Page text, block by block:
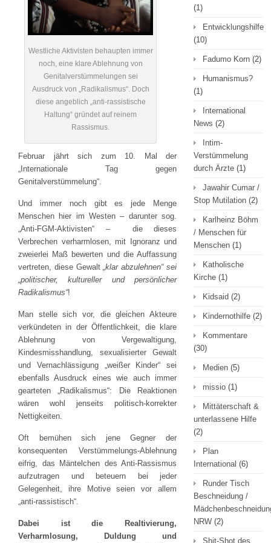
Westliche Aktivisten behaupten immer
noch, eine klare Ablehnung von
Genitalverstümmelungen sei
Ausdruck von „Radikalismus“. Doch
diese angeblich „anti-rassistische
Haltung“ gründet auf reinem
Rassismus.
Februar jährt sich zum 10. Mal der
„Internationale Tag gegen
Genitalverstümmelung“.
Und immer noch gibt es jede Menge
Menschen hier im Westen – darunter sog.
„Anti-FGM-Aktivisten“ – die dieses
Verbrechen verharmlosen, mit Ignoranz und
zweierlei Maß bewerten und die Auffassung
vertreten, diese Gewalt„klar abzulehnen“ sei
„politischer, kultureller und persönlicher
Radikalismus“!
Man stelle sich vor, die gleichen Akteure
verkündeten in der Öffentlichkeit, die klare
Ablehnung von Vergewaltigung,
Kindesmisshandlung, sexualisierter Gewalt
und Vernachlässigung „weißer Kinder“ sei
ebenfalls Ausdruck eines wie auch immer
gearteten „Radikalismus“: Die Reaktionen
wären wohl jenseits politisch-korrekter
Nettigkeiten.
Oft bemühen sich jene Gegner der
konsequenten Verstümmelungs-Ablehnung
eifrig, das Mäntelchen des Anti-Rassismus
aufzutragen und beteuern bei jeder
Gelegenheit, ihre Motive seien vor allem
„anti-rassistisch“.
Dabei ist die Realtivierung,
Verharmlosung, Duldung und
(1)
Entwicklungshilfe
(10)
Fadumo Korn (2)
Humanismus?
(1)
International
News (2)
Intim-
Verstümmelung
durch Ärzte (1)
Jawahir Cumar /
Stop Mutilation (2)
Karlheinz Böhm
/ Menschen für
Menschen (1)
Katholische
Kirche (1)
Kidsaid (2)
Kindernothilfe (2)
Kommentare
(30)
Medien (5)
missio (1)
Mittäterschaft &
unterlassene Hilfe
(2)
Plan
International (6)
Runder Tisch
Beschneidung /
NRW (2)
Shit-Shot des